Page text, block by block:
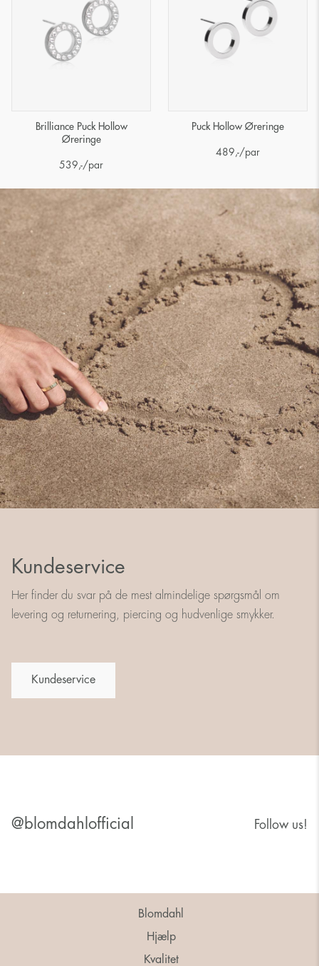
Brilliance Puck Hollow
Øreringe
539 ,-/par
Puck Hollow Øreringe
489 ,-/par
Kundeservice
Her finder du svar på de mest almindelige spørgsmål om
levering og returnering, piercing og hudvenlige smykker.
Kundeservice
@blomdahlofficial Follow us!
Blomdahl
Hjælp
Kvalitet